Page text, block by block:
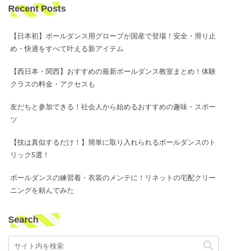
Recent Posts
【日本初】ポールダンス用グローブが国産で登場！安全・滑り止
め・快適をすべて叶える新アイテム
【西日本・関西】おすすめの最新ポールダンス教室まとめ！体験
クラスの料金・アクセスも
友だちと参加できる！社会人から始めるおすすめの趣味・スポー
ツ
【技は真似するだけ！】簡単に取り入れられるポールダンスのト
リック5選！
ポールダンスの練習着・衣装のメンテに！リネットの宅配クリー
ニングを頼んでみた
Search